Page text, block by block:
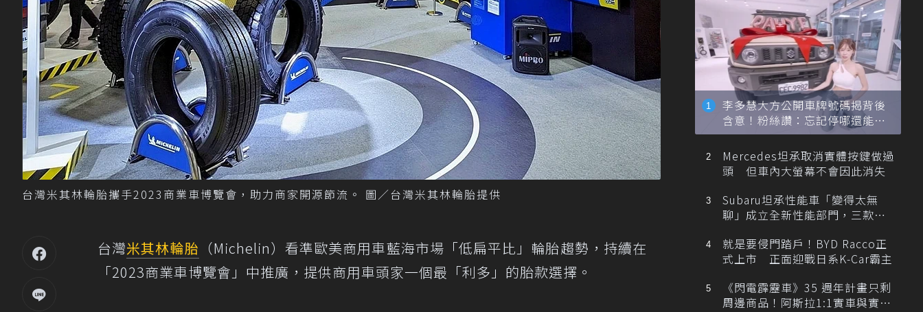
台灣米其林輪胎攜手2023商業車博覽會，助力商家開源節流。 圖／台灣米其林輪胎提供
台灣米其林輪胎 （Michelin）看準歐美商用車藍海市場「低扁平比」輪胎趨勢，持續在
「2023商業車博覽會」中推廣，提供商用車頭家一個最「利多」的胎款選擇。
李多慧大方公開車牌號碼揭背後
含意！粉絲讚：忘記停哪還能幫
忙找車
Mercedes坦承取消實體按鍵做過
頭 但車內大螢幕不會因此消失
Subaru坦承性能車「變得太無
聊」成立全新性能部門，三款手
就是要侵門踏戶！BYD Racco正
式上市 正面迎戰日系K-Car霸主
《閃電霹靂車》35 週年計畫只剩
周邊商品！阿斯拉1:1實車與實體